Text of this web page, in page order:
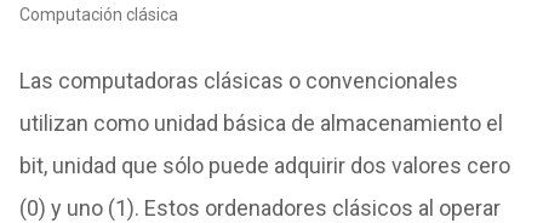
Computación clásica
Las computadoras clásicas o convencionales
utilizan como unidad básica de almacenamiento el
bit, unidad que sólo puede adquirir dos valores cero
(0) y uno (1). Estos ordenadores clásicos al operar